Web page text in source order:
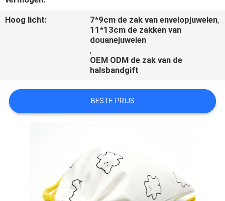
NIEUWS
Hoog licht: 7*9cm de zak van envelopjuwelen,
11*13cm de zakken van
douanejuwelen
,
OEM ODM de zak van de
halsbandgift
BESTE PRIJS